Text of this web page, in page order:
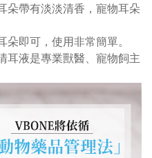
帶有淡淡清香，寵物耳朵
即可，使用非常簡單。
液是專業獸醫、寵物飼主